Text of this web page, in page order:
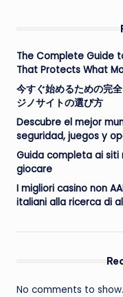
The Complete Guide
That Protects What
今すぐ始めるための完
ジノサイトの選び方
Descubre el mejor
seguridad, juegos y
Guida completa ai siti
giocare
I migliori casino non
italiani alla ricerca di
No comments to show.